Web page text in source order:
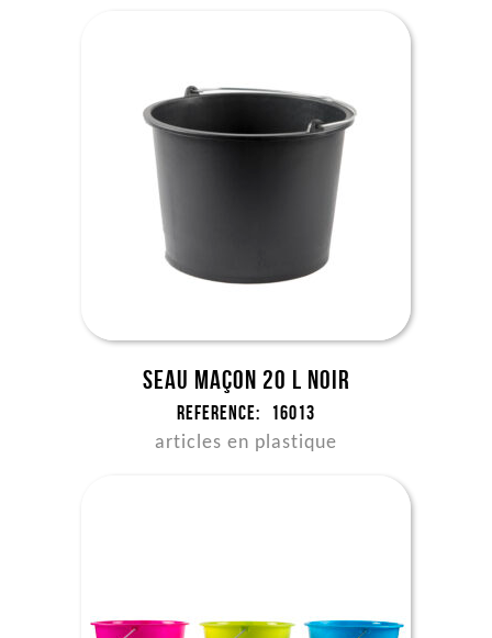
Seau maçon 20 l noir
Reference: 16013
articles en plastique